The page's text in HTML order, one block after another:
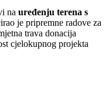
na uređenju terena s
je pripremne radove za
trava donacija
cjelokupnog projekta